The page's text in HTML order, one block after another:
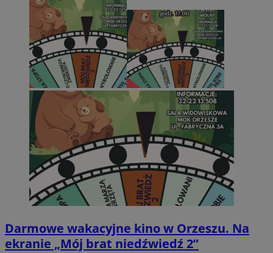
Darmowe wakacyjne kino w Orzeszu. Na
ekranie „Mój brat niedźwiedź 2”